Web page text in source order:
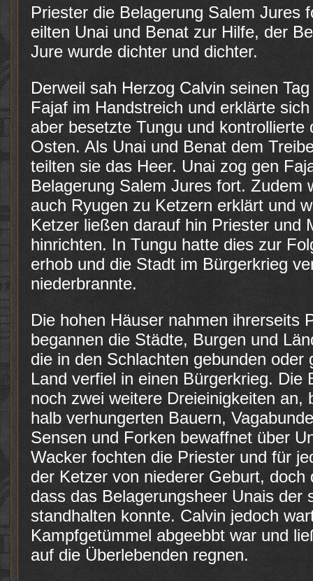
Priester die Belagerung Salem Jures
eilten Unai und Benat zur Hilfe, der
Jure wurde dichter und dichter.
Derweil sah Herzog Calvin seinen
Fajaf im Handstreich und erklärte
aber besetzte Tungu und kontrollierte
Osten. Als Unai und Benat dem
teilten sie das Heer. Unai zog gen
Belagerung Salem Jures fort. Zudem
auch Ryugen zu Ketzern erklärt und
Ketzer ließen darauf hin Priester und
hinrichten. In Tungu hatte dies zur
erhob und die Stadt im Bürgerkrieg
niederbrannte.
Die hohen Häuser nahmen ihrerseits
begannen die Städte, Burgen und
die in den Schlachten gebunden oder
Land verfiel in einen Bürgerkrieg. Die
noch zwei weitere Dreieinigkeiten an,
halb verhungerten Bauern,
Sensen und Forken bewaffnet über
Wacker fochten die Priester und für
der Ketzer von niederer Geburt,
dass das Belagerungsheer Unais der
standhalten konnte. Calvin jedoch
Kampfgetümmel abgeebbt war und
auf die Überlebenden regnen.